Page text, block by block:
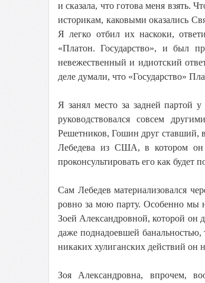
и сказала, что готова меня взять.
историкам, каковыми оказались
Я легко отбил их наскоки,
«Платон. Государство», и был
невежественный и идиотский
деле думали, что «Государство»
Я занял место за задней партой
руководствовался совсем
Решетников, Гошин друг ставший,
Лебедева из США, в котором он
проконсультировать его как будет
Сам Лебедев материализовался
ровно за мою парту. Особенно мы
Зоей Александровной, которой он
даже поднадоевшей банальностью,
никаких хулиганских действий он
Зоя Александровна, впрочем,